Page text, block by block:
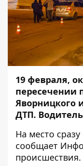
19 февраля,
пересечении
Яворницкого
ДТП.
На место
сообщает
происшествия.